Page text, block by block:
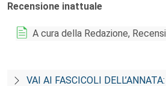
Recensione inattuale
A cura della Redazione,
VAI AI FASCICOLI DELL’ANNATA: